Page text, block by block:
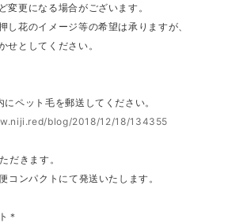
変更になる場合がございます。
し花のイメージ等の希望は承りますが、
せとしてください。
にペット毛を郵送してください。
blog/2018/12/18/134355
だきます。
コンパクトにて発送いたします。
＊